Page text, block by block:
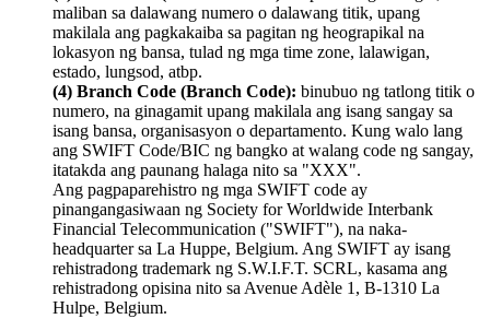
maliban sa dalawang numero o dalawang titik, upang
makilala ang pagkakaiba sa pagitan ng heograpikal na
lokasyon ng bansa, tulad ng mga time zone, lalawigan,
estado, lungsod, atbp.
(4) Branch Code (Branch Code): binubuo ng tatlong titik o
numero, na ginagamit upang makilala ang isang sangay sa
isang bansa, organisasyon o departamento. Kung walo lang
ang SWIFT Code/BIC ng bangko at walang code ng sangay,
itatakda ang paunang halaga nito sa "XXX".
Ang pagpaparehistro ng mga SWIFT code ay
pinangangasiwaan ng Society for Worldwide Interbank
Financial Telecommunication ("SWIFT"), na naka-
headquarter sa La Huppe, Belgium. Ang SWIFT ay isang
rehistradong trademark ng S.W.I.F.T. SCRL, kasama ang
rehistradong opisina nito sa Avenue Adèle 1, B-1310 La
Hulpe, Belgium.